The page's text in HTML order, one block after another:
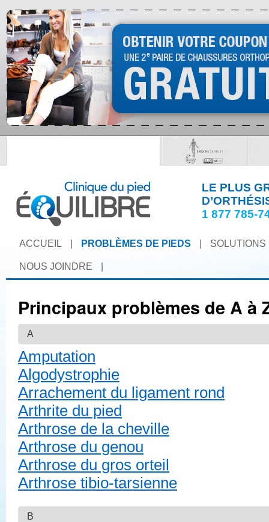
LE PLUS
1 877 785-
ACCUEIL PROBLÈMES DE PIEDS SOLUTIONS
NOUS JOINDRE
Principaux problèmes de A à
A
Amputation
Algodystrophie
Arrachement du ligament rond
Arthrite du pied
Arthrose de la cheville
Arthrose du genou
Arthrose du gros orteil
Arthrose tibio-tarsienne
B